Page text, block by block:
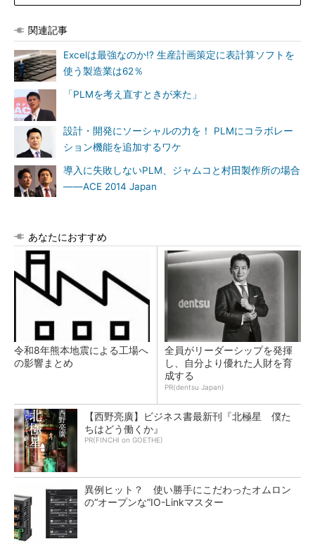
関連記事
Excelは最強なのか!? 生産計画策定に表計算ソフトを
使う製造業は62％
「PLMを考え直すときが来た」
設計・開発にソーシャルの力を！ PLMにコラボレー
ション機能を追加するワケ
導入に失敗しないPLM、ジャムコと村田製作所の場合
――ACE 2014 Japan
あなたにおすすめ
令和8年熊本地震による工場へ
の影響まとめ
全員がリーダーシップを発揮
し、自分より優れた人財を育
成する
PR(dentsu Japan)
【西野亮廣】ビジネス書最新刊『北極星 僕た
ちはどう働くか』
PR(FINCHI on GOETHE)
異例ヒット？ 使い勝手にこだわったオムロン
の“オープンな”IO-Linkマスター